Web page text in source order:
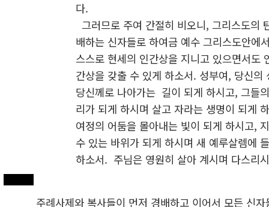
다.
그러므로 주여 간절히 비오니, 그리스도의
배하는 신자들로 하여금 예수 그리스도안에
스스로 현세의 인간상을 지니고 있으면서도
간상을 갖출 수 있게 하소서. 성부여, 당신의
당신께로 나아가는 길이 되게 하시고, 그들
리가 되게 하시며 살고 자라는 생명이 되게
여정의 어둠을 몰아내는 빛이 되게 하시고,
수 있는 바위가 되게 하시며 새 예루살렘에
하소서. 주님은 영원히 살아 계시며 다스리
주례사제와 복사들이 먼저 경배하고 이어서 모든 신